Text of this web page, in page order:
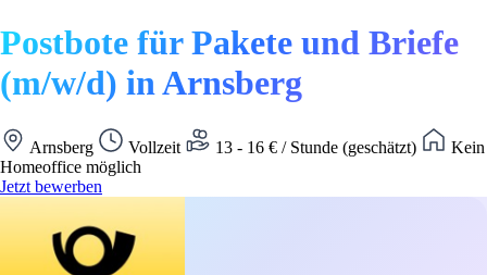
Postbote für Pakete und Briefe
(m/w/d) in Arnsberg
Arnsberg Vollzeit 13 - 16 € / Stunde (geschätzt)
Kein
Homeoffice möglich
Jetzt bewerben